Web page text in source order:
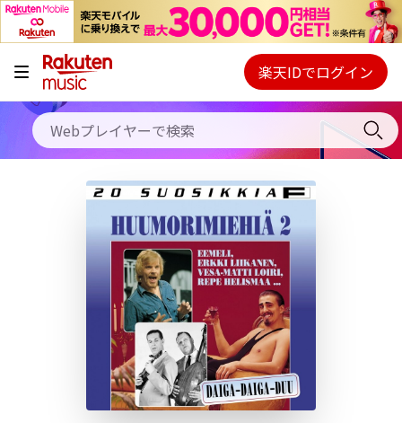
キャンペーン
料金プラン
使い方
初回30日間無料お試し
Webプレイヤー
ご契約内容の確認・変更
楽天IDでログイン